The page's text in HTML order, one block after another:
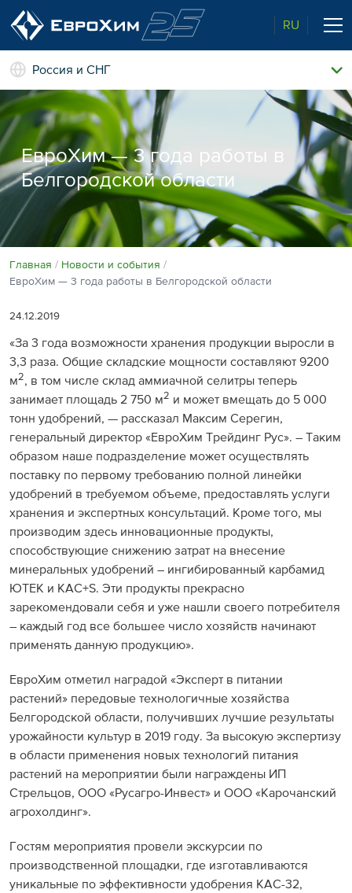
RU
Наши удобрения
О нас
Поддержка и сопровождение
Качество от лидера рынка
Экологичность
Агросервис
Агроэкспертиза
Полевые опыты
Новости и события
Наши контакты
Центр знаний
Россия и СНГ
ЕвроХим — 3 года работы в
Белгородской области
Главная
Новости и события
ЕвроХим — 3 года работы в Белгородской области
24.12.2019
«За 3 года возможности хранения продукции выросли в
3,3 раза. Общие складские мощности составляют 9200
м2, в том числе склад аммиачной селитры теперь
занимает площадь 2 750 м2 и может вмещать до 5 000
тонн удобрений, — рассказал Максим Серегин,
генеральный директор «ЕвроХим Трейдинг Рус». – Таким
образом наше подразделение может осуществлять
поставку по первому требованию полной линейки
удобрений в требуемом объеме, предоставлять услуги
хранения и экспертных консультаций. Кроме того, мы
производим здесь инновационные продукты,
способствующие снижению затрат на внесение
минеральных удобрений – ингибированный карбамид
ЮТЕК и КАС+S. Эти продукты прекрасно
зарекомендовали себя и уже нашли своего потребителя
– каждый год все большее число хозяйств начинают
применять данную продукцию».
ЕвроХим отметил наградой «Эксперт в питании
растений» передовые технологичные хозяйства
Белгородской области, получивших лучшие результаты
урожайности культур в 2019 году. За высокую экспертизу
в области применения новых технологий питания
растений на мероприятии были награждены ИП
Стрельцов, ООО «Русагро-Инвест» и ООО «Карочанский
агрохолдинг».
Гостям мероприятия провели экскурсии по
производственной площадки, где изготавливаются
уникальные по эффективности удобрения КАС-32,